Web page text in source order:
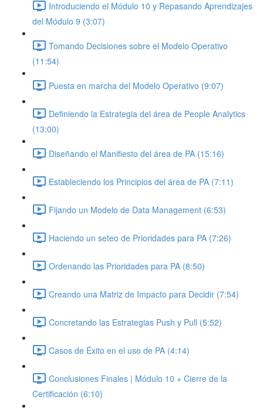
Introduciendo el Módulo 10 y Repasando Aprendizajes
del Módulo 9 (3:07)
Tomando Decisiones sobre el Modelo Operativo
(11:54)
Puesta en marcha del Modelo Operativo (9:07)
Definiendo la Estrategia del área de People Analytics
(13:00)
Diseñando el Manifiesto del área de PA (15:16)
Estableciendo los Principios del área de PA (7:11)
Fijando un Modelo de Data Management (6:53)
Haciendo un seteo de Prioridades para PA (7:26)
Ordenando las Prioridades para PA (8:50)
Creando una Matriz de Impacto para Decidir (7:54)
Concretando las Estrategias Push y Pull (5:52)
Casos de Éxito en el uso de PA (4:14)
Conclusiones Finales | Módulo 10 + Cierre de la
Certificación (6:10)